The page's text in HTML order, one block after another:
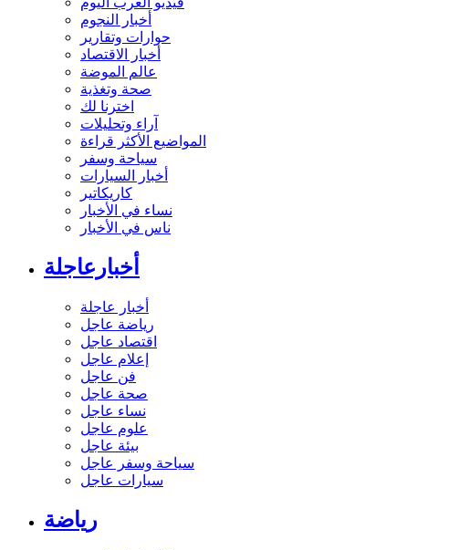
أخبار النجوم
حوارات وتقارير
أخبار الاقتصاد
عالم الموضة
صحة وتغذية
اخترنا لك
آراء وتحليلات
المواضيع الأكثر قراءة
سياحة وسفر
أخبار السيارات
كاريكاتير
نساء في الأخبار
ناس في الأخبار
أخبارعاجلة
أخبار عاجلة
رياضة عاجل
اقتصاد عاجل
إعلام عاجل
فن عاجل
صحة عاجل
نساء عاجل
علوم عاجل
بيئة عاجل
سياحة وسفر عاجل
سيارات عاجل
رياضة